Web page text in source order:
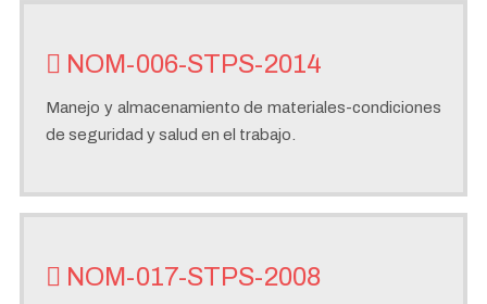
NOM-006-STPS-2014
Manejo y almacenamiento de materiales-condiciones
de seguridad y salud en el trabajo.
NOM-017-STPS-2008